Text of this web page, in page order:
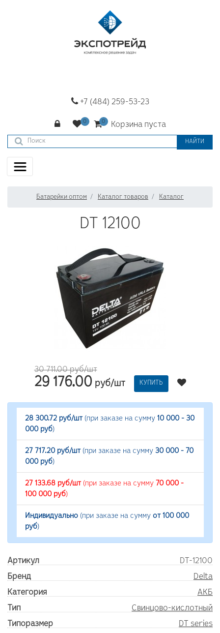
+7 (484) 259-53-23
Корзина пуста
НАЙТИ
Батарейки оптом Каталог товаров Каталог
DT 12100
30 711.00 руб/шт
29 176.00 руб/шт КУПИТЬ
28 300.72 руб/шт(при заказе на сумму 10 000 - 30
000 руб)
27 717.20 руб/шт(при заказе на сумму 30 000 - 70
000 руб)
27 133.68 руб/шт(при заказе на сумму 70 000 -
100 000 руб)
Индивидуально (при заказе на сумму от 100 000
руб)
Артикул
DT-12100
Бренд
Delta
Категория
АКБ
Тип
Свинцово-кислотный
Типоразмер
DT series